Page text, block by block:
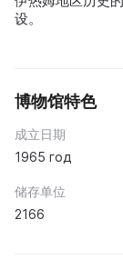
设。
博物馆特色
成立日期
1965 год
储存单位
2166